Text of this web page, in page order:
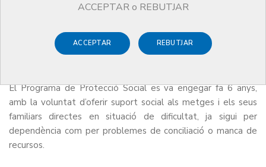
ACCEPTAR o REBUTJAR
ACCEPTAR REBUTJAR
Estudi del Programa de
Protecció Social
ElPrograma de Protecció Sociales va engegar fa 6 anys,
amb la voluntat d’oferir suport social als metges i els seus
familiars directes en situació de dificultat, ja sigui per
dependència com per problemes de conciliació o manca de
recursos.